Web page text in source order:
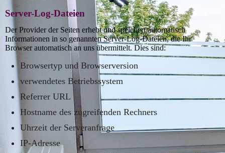
Server-Log-Dateien
Der Provider der Seiten erhebt und speichert automatisch
Informationen in so genannten Server-Log-Dateien, die Ihr
Browser automatisch an uns übermittelt. Dies sind:
Browsertyp und Browserversion
verwendetes Betriebssystem
Referrer URL
Hostname des zugreifenden Rechners
Uhrzeit der Serveranfrage
IP-Adresse